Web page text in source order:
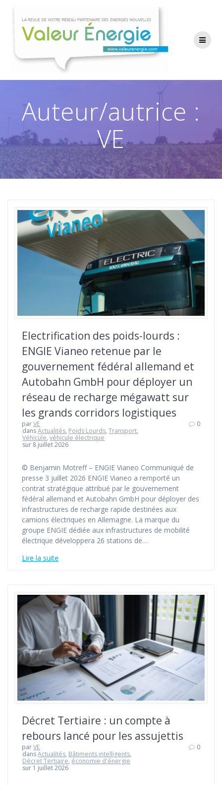
contenu
Auteur/autrice :
VE
Electrification des poids-lourds :
ENGIE Vianeo retenue par le
gouvernement fédéral allemand et
Autobahn GmbH pour déployer un
réseau de recharge mégawatt sur
les grands corridors logistiques
parVE
dansActualités, Poids Lourds,Transport,
Véhicule,véhicule électrique
sur 8 juillet 2026
0
© Benjamin Motreff – ENGIE Vianeo Communiqué de
presse 3 juillet 2026 ENGIE Vianeo a remporté un
contrat stratégique attribué par le gouvernement
fédéral allemand et Autobahn GmbH pour déployer des
infrastructures de recharge rapide destinées aux
camions électriques en Allemagne. La marque du
groupe ENGIE dédiée aux infrastructures de mobilité
électrique développera 26 stations de…
Lire la suite
Décret Tertiaire : un compte à
rebours lancé pour les assujettis
parVE
dansActualités, Bâtiments intelligents,
Décret Tertiaire, économie d'énergie
sur 1 juillet 2026
0